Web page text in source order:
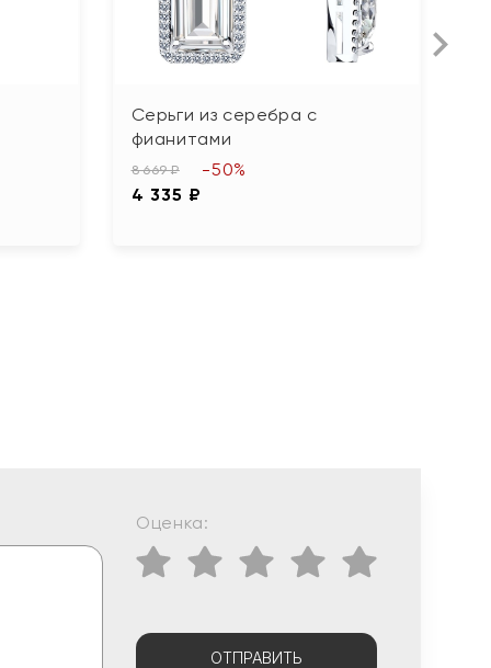
Серьги из серебра с
фианитами
8 669 ₽
4 335 ₽
-50%
Оценка:
ОТПРАВИТЬ